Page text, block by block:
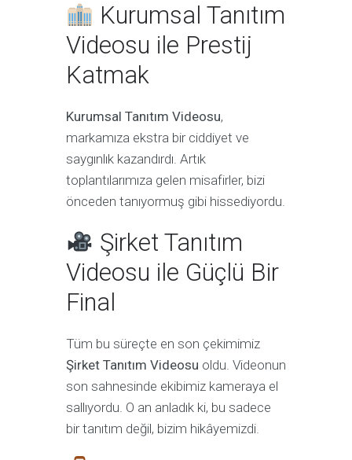
Kurumsal Tanıtım
Videosu ile Prestij
Katmak
Kurumsal Tanıtım Videosu,
markamıza ekstra bir ciddiyet ve
saygınlık kazandırdı. Artık
toplantılarımıza gelen misafirler, bizi
önceden tanıyormuş gibi hissediyordu.
Şirket Tanıtım
Videosu ile Güçlü Bir
Final
Tüm bu süreçte en son çekimimiz
Şirket Tanıtım Videosu oldu. Videonun
son sahnesinde ekibimiz kameraya el
sallıyordu. O an anladık ki, bu sadece
bir tanıtım değil, bizim hikâyemizdi.